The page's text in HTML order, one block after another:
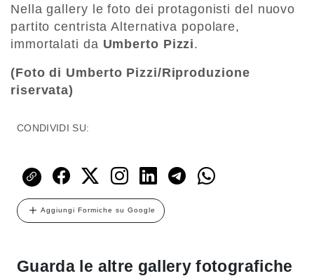
Nella gallery le foto dei protagonisti del nuovo
partito centrista Alternativa popolare,
immortalati da Umberto Pizzi.
(Foto di Umberto Pizzi/Riproduzione
riservata)
CONDIVIDI SU:
Aggiungi Formiche su Google
Guarda le altre gallery fotografiche